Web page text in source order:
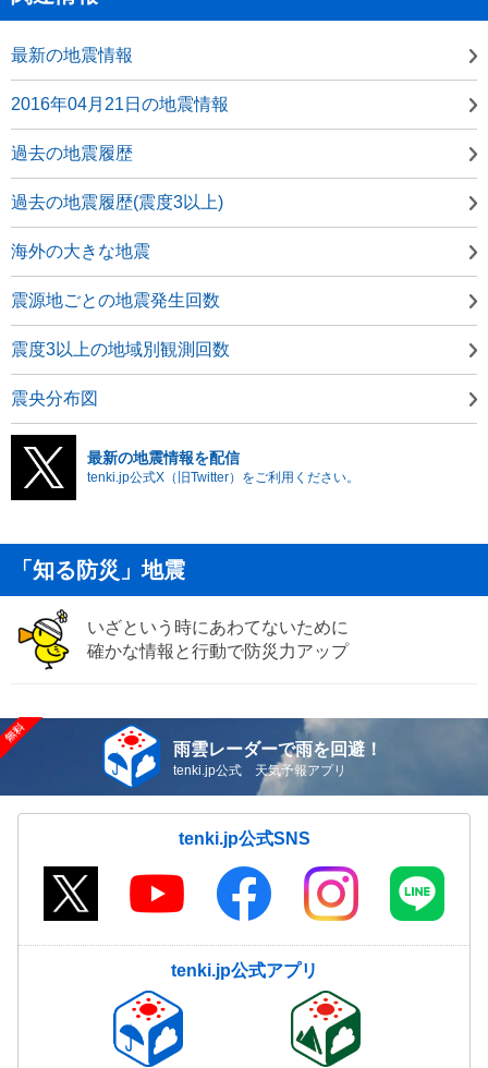
最新の地震情報
2016年04月21日の地震情報
過去の地震履歴
過去の地震履歴(震度3以上)
海外の大きな地震
震源地ごとの地震発生回数
震度3以上の地域別観測回数
震央分布図
最新の地震情報を配信
tenki.jp公式X（旧Twitter）をご利用ください。
「知る防災」地震
いざという時にあわてないために
確かな情報と行動で防災力アップ
雨雲レーダーで雨を回避！
tenki.jp公式 天気予報アプリ
tenki.jp公式SNS
tenki.jp公式アプリ